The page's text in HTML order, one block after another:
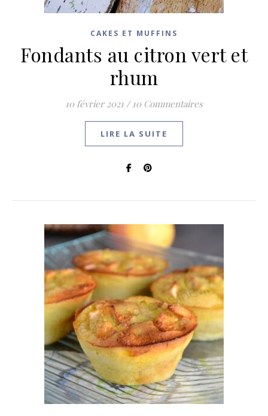
CAKES ET MUFFINS
Fondants au citron vert et
rhum
10 février 2021 / 10 Commentaires
LIRE LA SUITE